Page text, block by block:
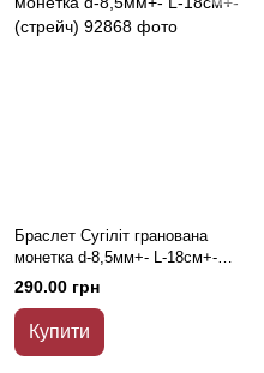
Браслет Сугіліт гранована
монетка d-8,5мм+- L-18см+-
(стрейч)
290.00 грн
Купити